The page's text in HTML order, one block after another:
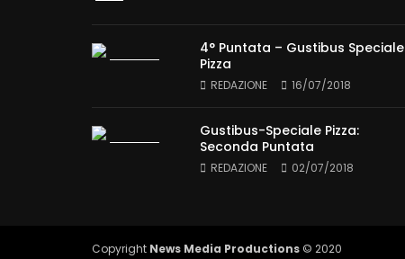
4° Puntata – Gustibus Speciale
Pizza
REDAZIONE 16/07/2018
Gustibus-Speciale Pizza:
Seconda Puntata
REDAZIONE 02/07/2018
Copyright News Media Productions © 2020